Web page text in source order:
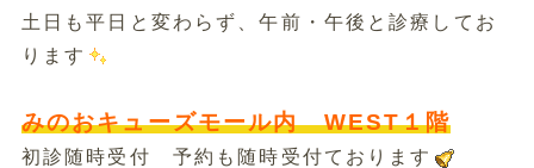
土日も平日と変わらず、午前・午後と診療してお
ります
みのおキューズモール内 WEST１階
初診随時受付 予約も随時受付ております